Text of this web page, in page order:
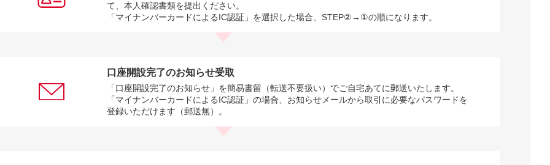
て、本人確認書類を提出ください。
「マイナンバーカードによるIC認証」を選択した場合、STEP②→①の順になります。
口座開設完了のお知らせ受取
「口座開設完了のお知らせ」を簡易書留（転送不要扱い）でご自宅あてに郵送いたします。
「マイナンバーカードによるIC認証」の場合、お知らせメールから取引に必要なパスワードを
登録いただけます（郵送無）。